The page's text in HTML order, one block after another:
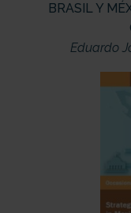
BRASIL Y
Eduardo